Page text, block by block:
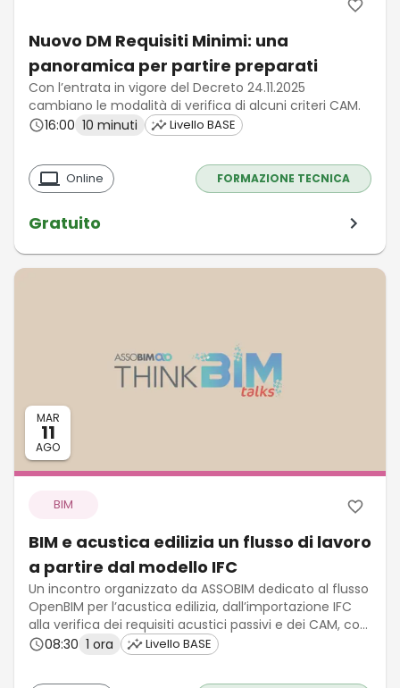
Nuovo DM Requisiti Minimi: una
panoramica per partire preparati
Con l’entrata in vigore del Decreto 24.11.2025
cambiano le modalità di verifica di alcuni criteri CAM.
16:00 10 minuti Livello BASE
Online FORMAZIONE TECNICA
Gratuito
MAR
11
AGO
BIM
BIM e acustica edilizia un flusso di lavoro
a partire dal modello IFC
Un incontro organizzato da ASSOBIM dedicato al flusso
OpenBIM per l’acustica edilizia, dall’importazione IFC
alla verifica dei requisiti acustici passivi e dei CAM, con
particolare attenzione agli edifici complessi.
08:30 1 ora Livello BASE